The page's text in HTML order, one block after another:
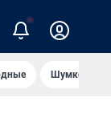
2
Шумков в